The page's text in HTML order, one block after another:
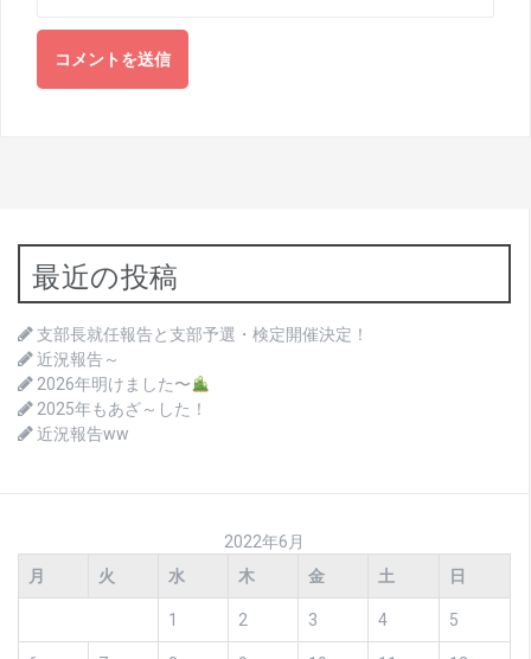
最近の投稿
支部長就任報告と支部予選・検定開催決定！
近況報告～
2026年明けました〜
2025年もあざ～した！
近況報告ww
2022年6月
月
火 水 木 金 土 日
1 2 3 4 5